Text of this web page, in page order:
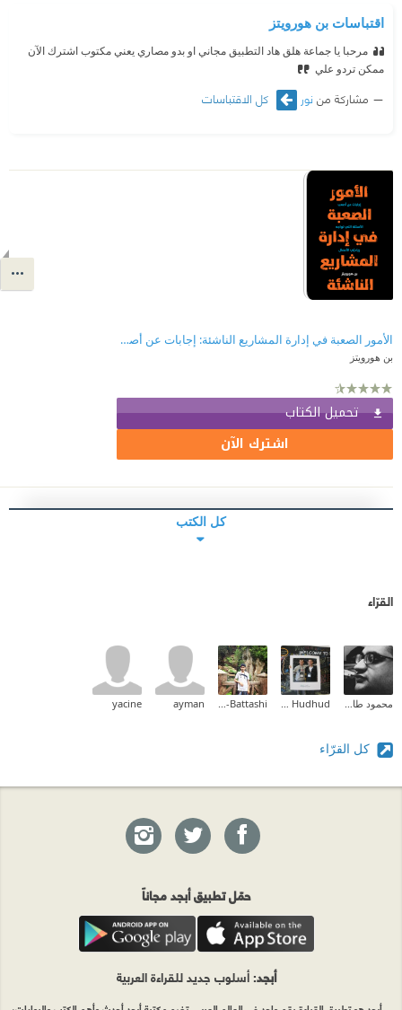
اقتباسات بن هورويتز
مرحبا يا جماعة هلق هاد التطبيق مجاني او بدو مصاري يعني مكتوب اشترك الآن
ممكن تردو علي
مشاركة من نور كل الاقتباسات
الأمور الصعبة في إدارة المشاريع الناشئة: إجابات عن أصعب الأسئلة التي تواجه رياديي الأعمال
بن هورويتز
تحميل الكتاب
اشترك الآن
كل الكتب
القرّاء
ayman
yacine
كل القرّاء
حمّل تطبيق أبجد مجاناً
أبجد: أسلوب جديد للقراءة العربية